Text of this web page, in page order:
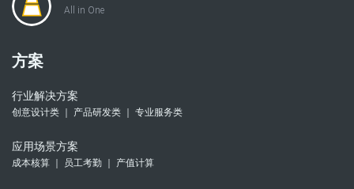
All in One
方案
行业解决方案
创意设计类 ｜ 产品研发类 ｜ 专业服务类
应用场景方案
成本核算 ｜ 员工考勤 ｜ 产值计算